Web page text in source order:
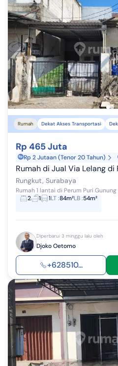
Rumah Dekat Akses Transportasi
Rp 465 Juta
Rp 2 Jutaan (Tenor 20 Tahun)
Rumah di Jual Via Lelang di Puri
Rungkut, Surabaya
2
1 1LT:84m²LB:54m²
Diperbarui 3 minggu lalu oleh
Djoko Oetomo
+628510...